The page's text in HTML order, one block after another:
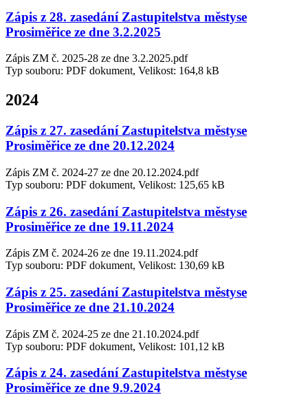
Zápis z 28. zasedání Zastupitelstva městyse
Prosiměřice ze dne 3.2.2025
Zápis ZM č. 2025-28 ze dne 3.2.2025.pdf
Typ souboru: PDF dokument, Velikost: 164,8 kB
2024
Zápis z 27. zasedání Zastupitelstva městyse
Prosiměřice ze dne 20.12.2024
Zápis ZM č. 2024-27 ze dne 20.12.2024.pdf
Typ souboru: PDF dokument, Velikost: 125,65 kB
Zápis z 26. zasedání Zastupitelstva městyse
Prosiměřice ze dne 19.11.2024
Zápis ZM č. 2024-26 ze dne 19.11.2024.pdf
Typ souboru: PDF dokument, Velikost: 130,69 kB
Zápis z 25. zasedání Zastupitelstva městyse
Prosiměřice ze dne 21.10.2024
Zápis ZM č. 2024-25 ze dne 21.10.2024.pdf
Typ souboru: PDF dokument, Velikost: 101,12 kB
Zápis z 24. zasedání Zastupitelstva městyse
Prosiměřice ze dne 9.9.2024